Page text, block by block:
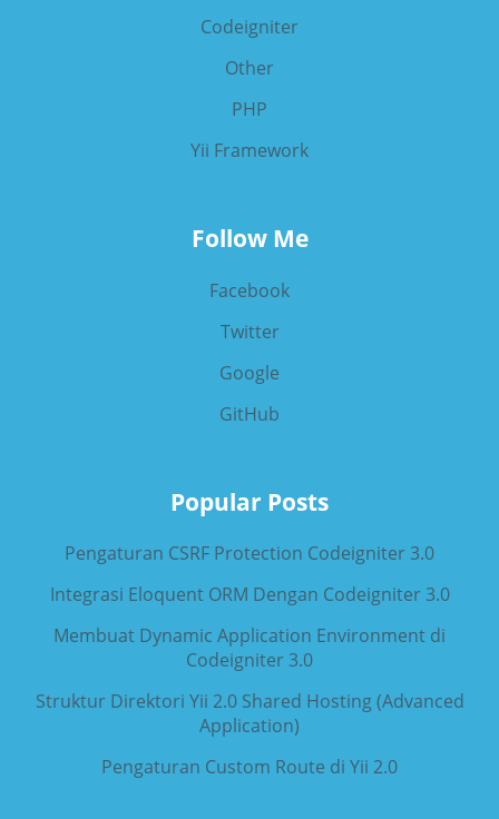
Codeigniter
Other
PHP
Yii Framework
Follow Me
Facebook
Twitter
Google
GitHub
Popular Posts
Pengaturan CSRF Protection Codeigniter 3.0
Integrasi Eloquent ORM Dengan Codeigniter 3.0
Membuat Dynamic Application Environment di
Codeigniter 3.0
Struktur Direktori Yii 2.0 Shared Hosting (Advanced
Application)
Pengaturan Custom Route di Yii 2.0